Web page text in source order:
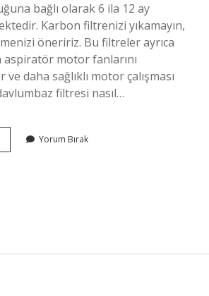
bağlı olarak 6 ila 12 ay
Karbon filtrenizi yıkamayın,
öneririz. Bu filtreler ayrıca
aspiratör motor fanlarını
daha sağlıklı motor çalışması
filtresi nasıl…
DavlumbazYorum Bırak